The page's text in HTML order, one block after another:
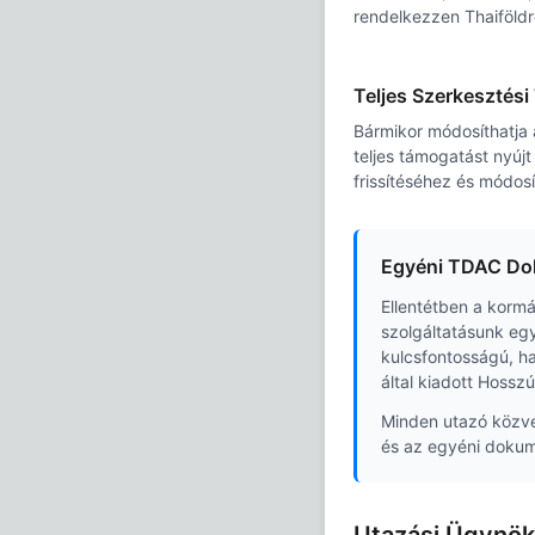
rendelkezzen
Teljes
Bármikor
teljes támogatást
frissítéséhez és
Egyéni TDAC
Ellentétben a
szolgáltatásunk
kulcsfontosságú,
által kiadott
Minden utazó
és az egyéni